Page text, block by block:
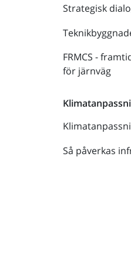
Strategisk
FRMCS -
för järnväg
Så påverkas